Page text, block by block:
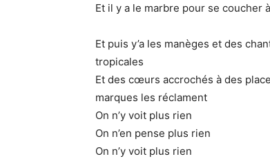
Et il y a le marbre pour se coucher
Et puis y’a les manèges et des
tropicales
Et des cœurs accrochés à des
marques les réclament
On n’y voit plus rien
On n’en pense plus rien
On n’y voit plus rien